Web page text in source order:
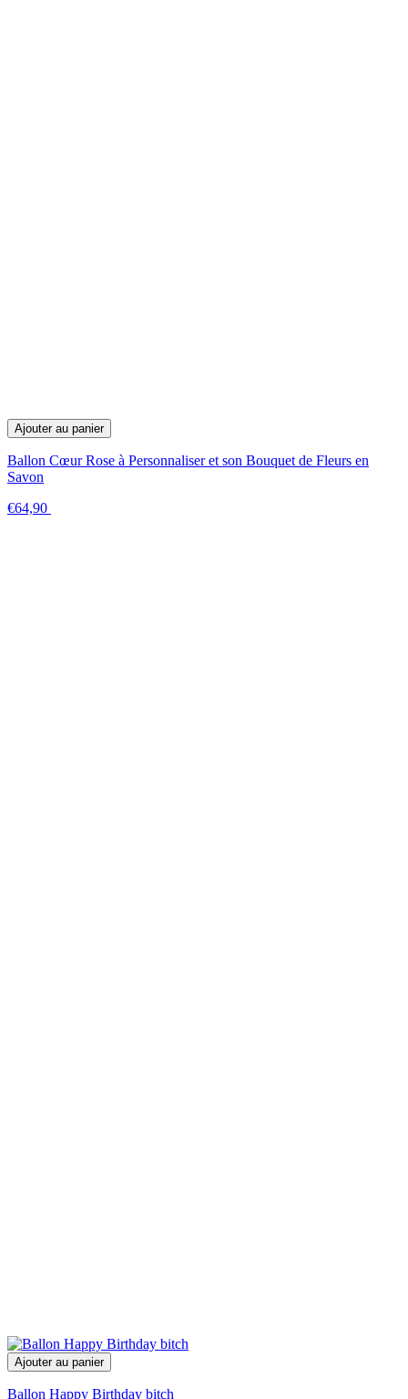
Ajouter au panier
Ballon Cœur Rose à Personnaliser et son Bouquet de Fleurs en
Savon
€64,90
Ajouter au panier
Ballon Happy Birthday bitch